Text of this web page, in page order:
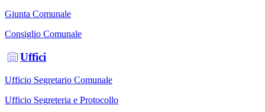
Giunta Comunale
Consiglio Comunale
Uffici
Ufficio Segretario Comunale
Ufficio Segreteria e Protocollo